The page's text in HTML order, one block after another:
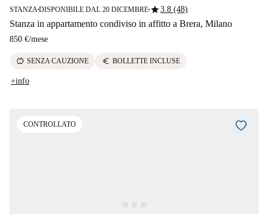
STANZA ■DISPONIBILE DAL 20 DICEMBRE■star3.8 (48)
Stanza in appartamento condiviso in affitto a Brera, Milano
850 €/mese
savings SENZA CAUZIONE euro BOLLETTE INCLUSE
+info
CONTROLLATO